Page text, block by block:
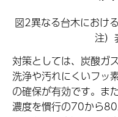
図2異なる台木におけ
注）
対策としては、炭酸ガ
洗浄や汚れにくいフッ
の確保が有効です。ま
濃度を慣行の70から